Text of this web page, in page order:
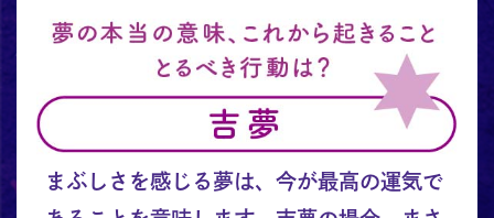
まぶしさを感じる夢は、今が最高の運気で